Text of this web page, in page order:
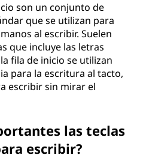
son un conjunto de
que se utilizan para
al escribir. Suelen
que incluye las letras
la fila de inicio se utilizan
para la escritura al tacto,
escribir sin mirar el
las teclas
escribir?